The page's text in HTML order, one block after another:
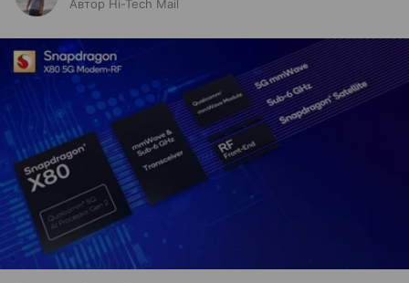
Автор Hi-Tech Mail